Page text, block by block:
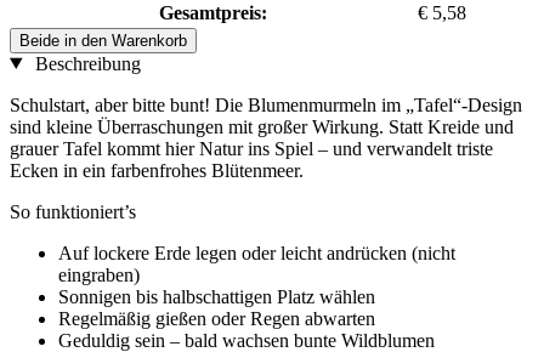
Gesamtpreis:
€ 5,58
Beide in den Warenkorb
Beschreibung
Schulstart, aber bitte bunt! Die Blumenmurmeln im „Tafel“-Design
sind kleine Überraschungen mit großer Wirkung. Statt Kreide und
grauer Tafel kommt hier Natur ins Spiel – und verwandelt triste
Ecken in ein farbenfrohes Blütenmeer.
So funktioniert’s
Auf lockere Erde legen oder leicht andrücken (nicht
eingraben)
Sonnigen bis halbschattigen Platz wählen
Regelmäßig gießen oder Regen abwarten
Geduldig sein – bald wachsen bunte Wildblumen